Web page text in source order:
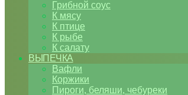
Грибной соус
К мясу
К птице
К рыбе
К салату
ВЫПЕЧКА
Вафли
Коржики
Пироги, беляши, чебуреки